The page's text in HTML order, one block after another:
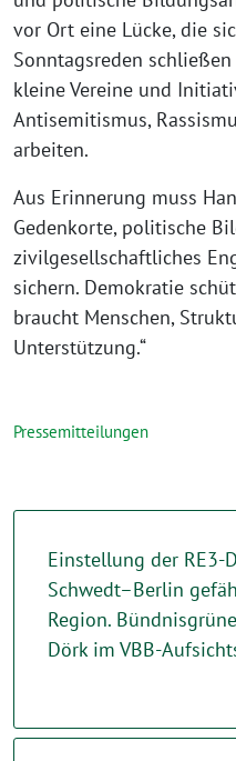
vor Ort eine Lücke, die
Sonntagsreden
kleine Vereine und
Antisemitismus,
arbeiten.
Aus Erinnerung muss
Gedenkorte, politische
zivilgesellschaftliches
sichern. Demokratie
braucht Menschen,
Unterstützung.“
Pressemitteilungen
Einstellung der RE3-
Schwedt–Berlin
Region.
Dörk im VBB-